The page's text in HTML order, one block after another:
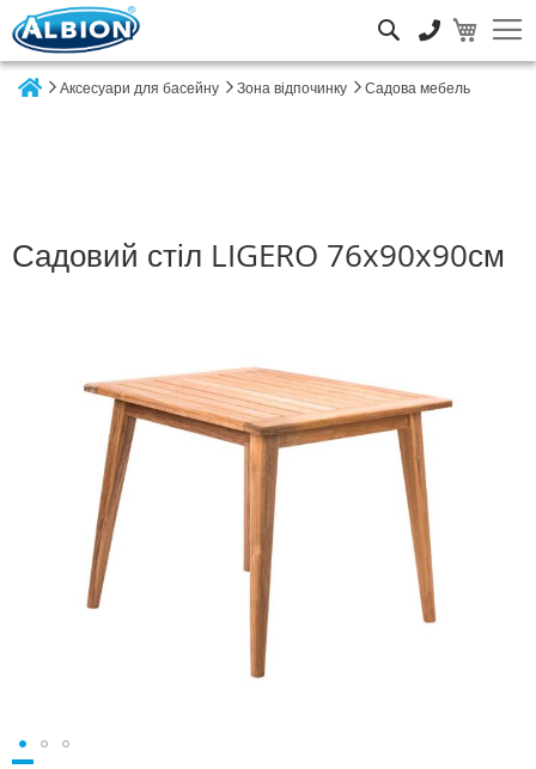
Аксесуари для басейну Зона відпочинку Садова мебель
Садовий стіл LIGERO 76x90x90см